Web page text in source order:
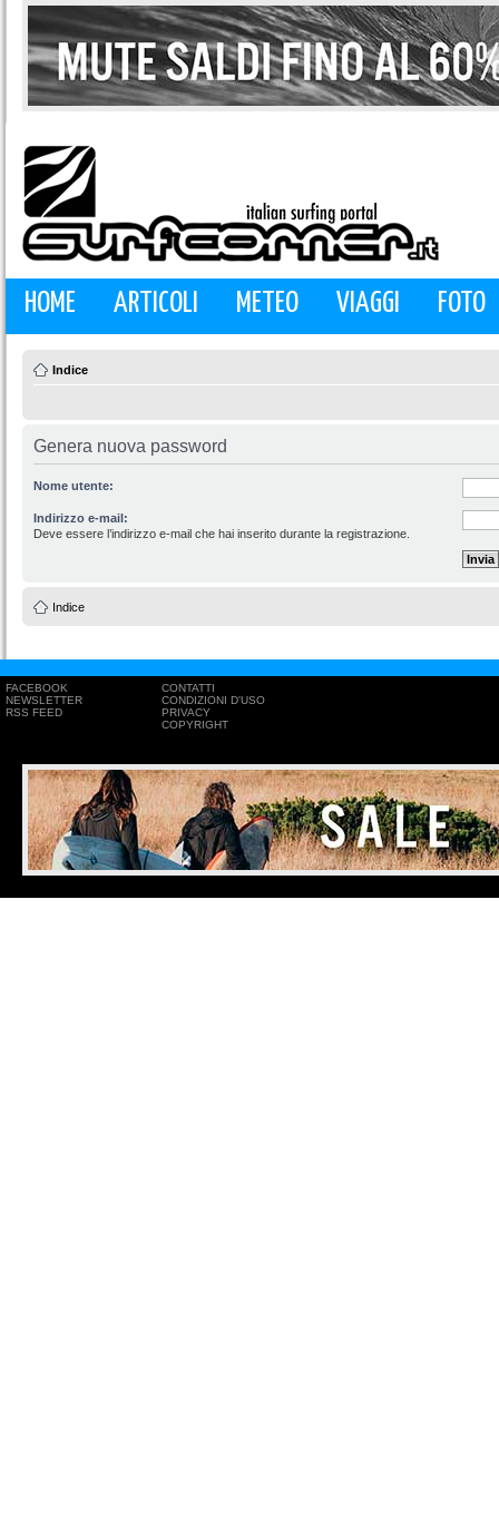
HOME ARTICOLI METEO VIAGGI FOTO
Indice
Genera nuova password
Nome utente:
Indirizzo e-mail:
Deve essere l’indirizzo e-mail che hai inserito durante la registrazione.
Indice
FACEBOOK
NEWSLETTER
RSS FEED
CONTATTI
CONDIZIONI D'USO
PRIVACY
COPYRIGHT